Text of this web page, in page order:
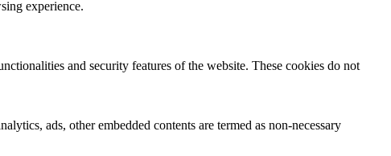
experience.
and security features of the website. These cookies do not
ads, other embedded contents are termed as non-necessary